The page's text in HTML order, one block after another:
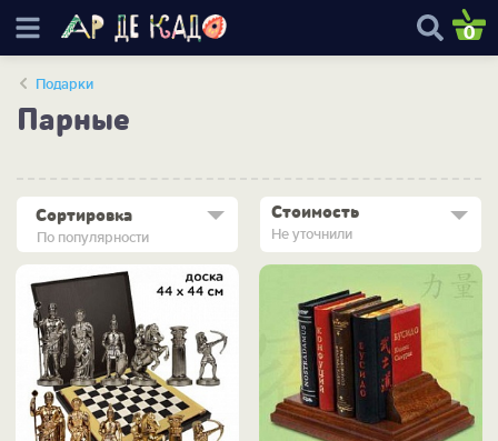
0
Подарки
Парные
По популярности
Сортировка Стоимость
Не уточнили